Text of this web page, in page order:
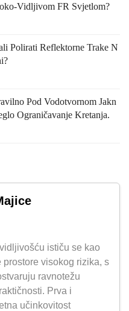
Vidljivom FR Svjetlom?
Polirati Reflektorne Trake N
Pod Vodotvornom Jakn
Ograničavanje Kretanja.
ističu se kao
visokog rizika, s
ravnotežu
Prva i
učinkovitost